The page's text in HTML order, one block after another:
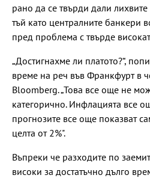
рано да се твърди дали
тъй като централните банкери
пред проблема с твърде
„Достигнахме ли платото?“,
време на реч във Франкфурт в
Bloomberg. „Това все още не
категорично. Инфлацията все
прогнозите все още показват
целта от 2%".
Въпреки че разходите по
високи за достатъчно дълго